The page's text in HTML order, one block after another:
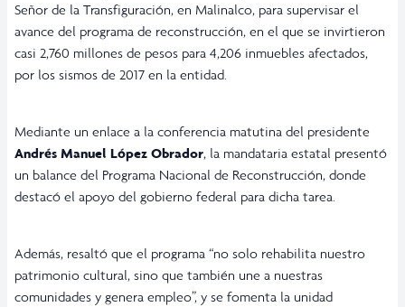
Señor de la Transfiguración, en Malinalco, para supervisar el
avance del programa de reconstrucción, en el que se invirtieron
casi 2,760 millones de pesos para 4,206 inmuebles afectados,
por los sismos de 2017 en la entidad.
Mediante un enlace a la conferencia matutina del presidente
Andrés Manuel López Obrador, la mandataria estatal presentó
un balance del Programa Nacional de Reconstrucción, donde
destacó el apoyo del gobierno federal para dicha tarea.
Además, resaltó que el programa “no solo rehabilita nuestro
patrimonio cultural, sino que también une a nuestras
comunidades y genera empleo”, y se fomenta la unidad